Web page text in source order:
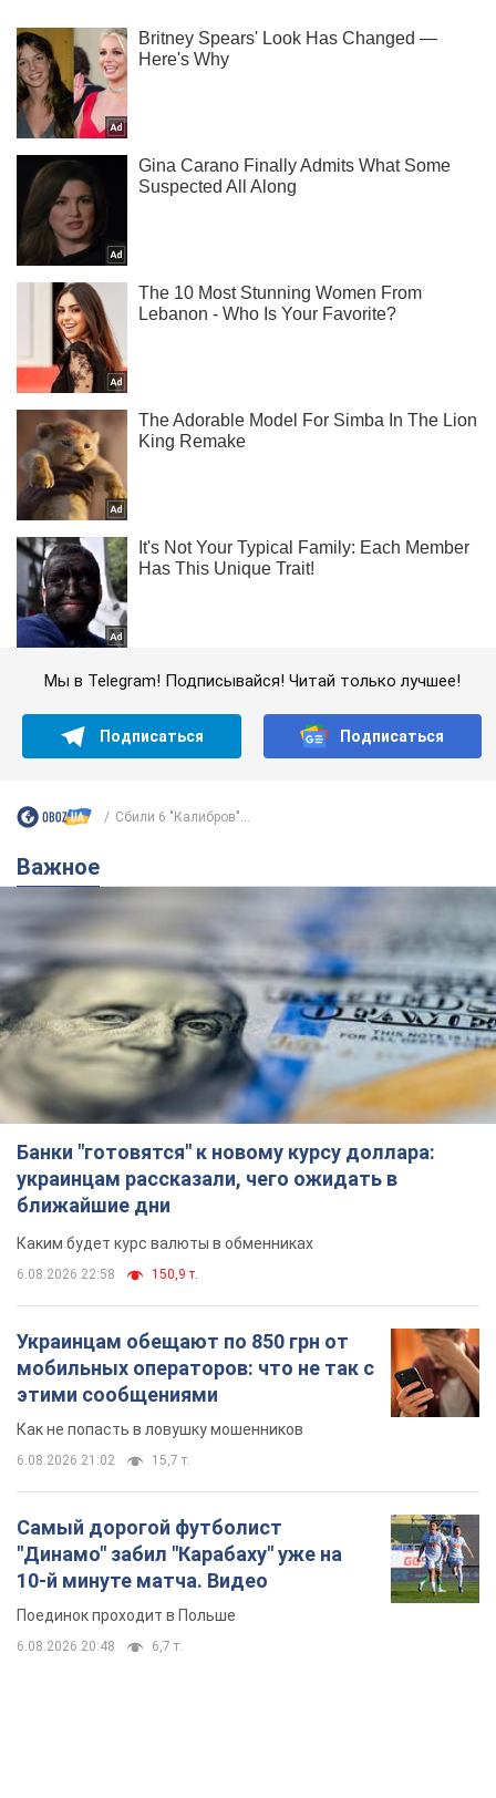
Мы в Telegram! Подписывайся! Читай только лучшее!
Подписаться Подписаться
Сбили 6 "Калибров"...
Важное
Банки "готовятся" к новому курсу доллара:
украинцам рассказали, чего ожидать в
ближайшие дни
Каким будет курс валюты в обменниках
6.08.2026 22:58 150,9 т.
Украинцам обещают по 850 грн от
мобильных операторов: что не так с
этими сообщениями
Как не попасть в ловушку мошенников
6.08.2026 21:02 15,7 т.
Самый дорогой футболист
"Динамо" забил "Карабаху" уже на
10-й минуте матча. Видео
Поединок проходит в Польше
6.08.2026 20:48 6,7 т.